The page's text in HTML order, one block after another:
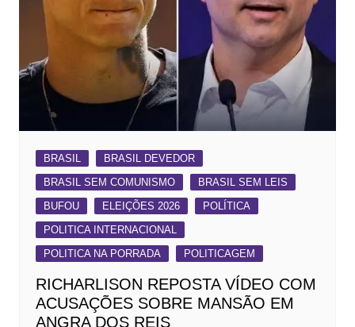
BRASIL
BRASIL DEVEDOR
BRASIL SEM COMUNISMO
BRASIL SEM LEIS
BUFOU
ELEIÇÕES 2026
POLÍTICA
POLITICA INTERNACIONAL
POLITICA NA PORRADA
POLITICAGEM
RICHARLISON REPOSTA VÍDEO COM
ACUSAÇÕES SOBRE MANSÃO EM
ANGRA DOS REIS